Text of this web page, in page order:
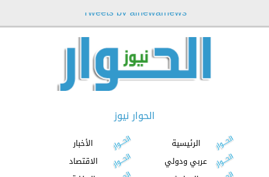
Tweets by alhewarnews
الحوار نيوز
الرئيسية
الأخبار
عربي ودولي
الاقتصاد